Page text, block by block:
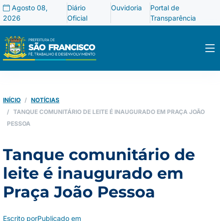
Agosto 08,
2026
Diário
Oficial
Ouvidoria
Portal de
Transparência
INÍCIO
NOTÍCIAS
TANQUE COMUNITÁRIO DE LEITE É INAUGURADO EM PRAÇA JOÃO
PESSOA
Tanque comunitário de
leite é inaugurado em
Praça João Pessoa
Escrito porPublicado em